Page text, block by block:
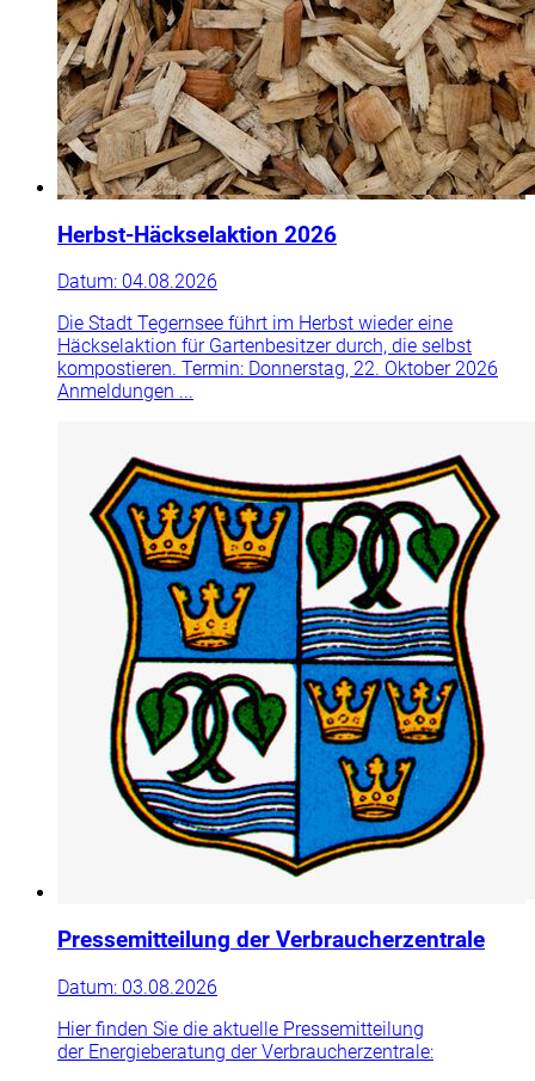
Herbst-Häckselaktion 2026
Datum: 04.08.2026
Die Stadt Tegernsee führt im Herbst wieder eine
Häckselaktion für Gartenbesitzer durch, die selbst
kompostieren. Termin: Donnerstag, 22. Oktober 2026
Anmeldungen ...
Pressemitteilung der Verbraucherzentrale
Datum: 03.08.2026
Hier finden Sie die aktuelle Pressemitteilung
der Energieberatung der Verbraucherzentrale: